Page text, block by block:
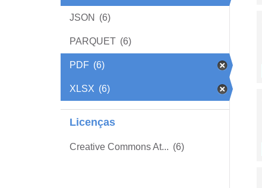
JSON (6)
PARQUET (6)
PDF (6)
XLSX (6)
Licenças
Creative Commons At... (6)